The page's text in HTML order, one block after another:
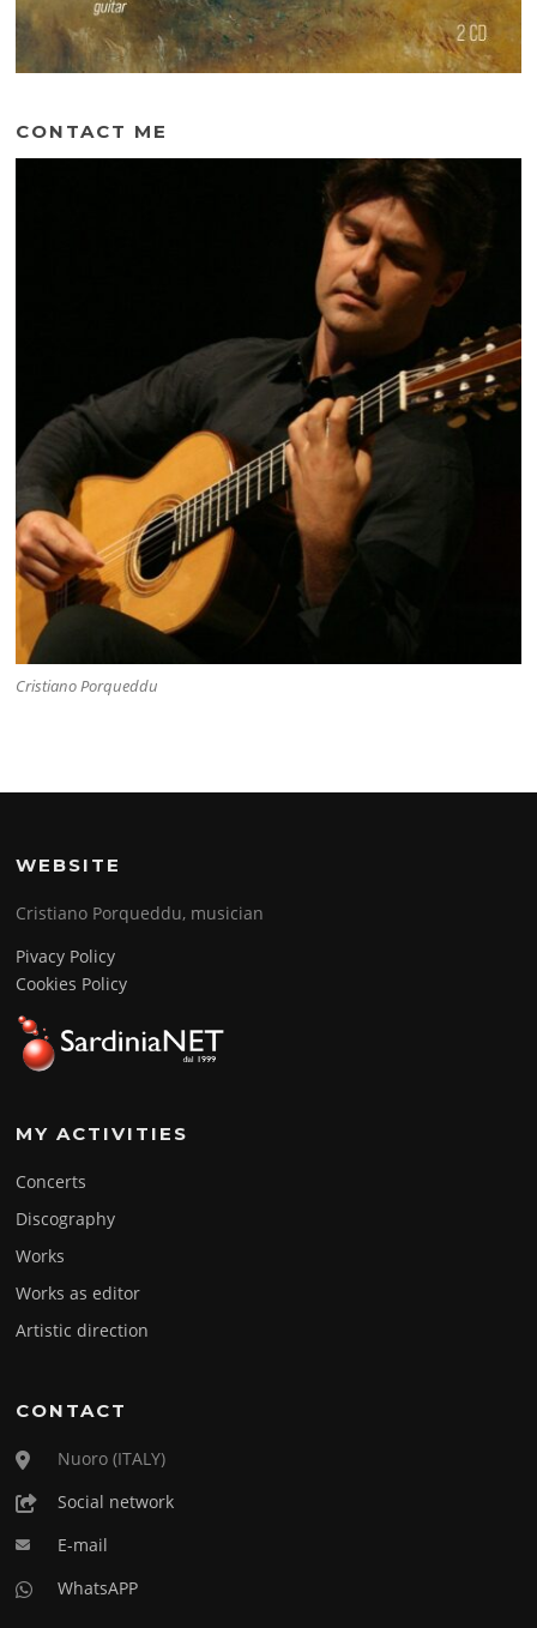
CONTACT ME
Cristiano Porqueddu
WEBSITE
Cristiano Porqueddu, musician
Pivacy Policy
Cookies Policy
MY ACTIVITIES
Concerts
Discography
Works
Works as editor
Artistic direction
CONTACT
Nuoro (ITALY)
Social network
E-mail
WhatsAPP